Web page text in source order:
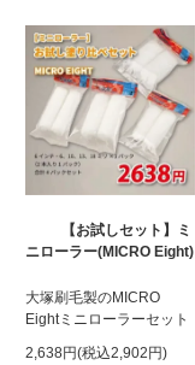
【お試しセット】ミ
ニローラー(MICRO Eight)
大塚刷毛製のMICRO
Eightミニローラーセット
2,638円(税込2,902円)